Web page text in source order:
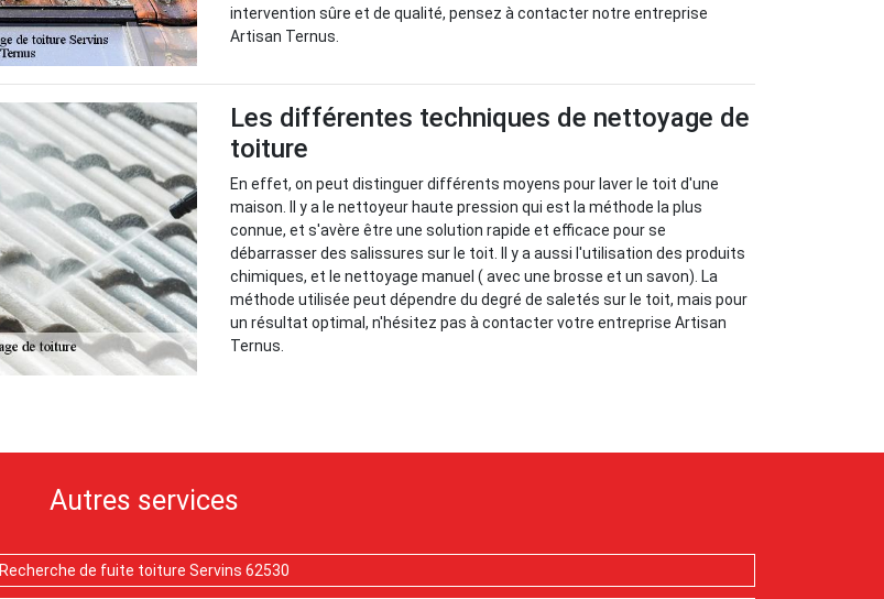
intervention sûre et de qualité, pensez à contacter notre entreprise
Artisan Ternus.
Les différentes techniques de nettoyage de
toiture
En effet, on peut distinguer différents moyens pour laver le toit d'une
maison. Il y a le nettoyeur haute pression qui est la méthode la plus
connue, et s'avère être une solution rapide et efficace pour se
débarrasser des salissures sur le toit. Il y a aussi l'utilisation des produits
chimiques, et le nettoyage manuel ( avec une brosse et un savon). La
méthode utilisée peut dépendre du degré de saletés sur le toit, mais pour
un résultat optimal, n'hésitez pas à contacter votre entreprise Artisan
Ternus.
Autres services
Recherche de fuite toiture Servins 62530